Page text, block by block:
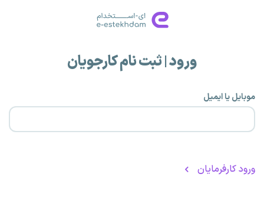
ورود | ثبت نام کارجویان
موبایل یا ایمیل
ورود کارفرمایان